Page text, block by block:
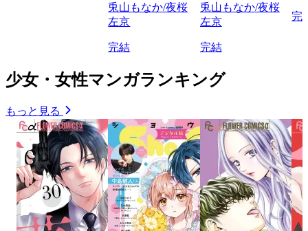
兎山もなか/夜桜
左京
完結
兎山もなか/夜桜
左京
完結
完
少女・女性マンガランキング
もっと見る